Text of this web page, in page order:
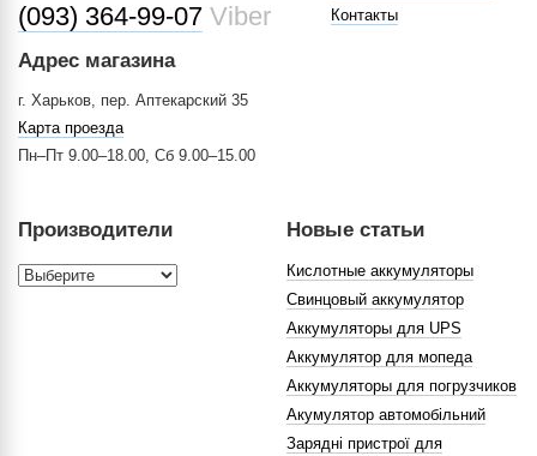
(093) 364-99-07 Viber
Адрес магазина
г. Харьков, пер. Аптекарский 35
Карта проезда
Пн–Пт 9.00–18.00, Сб 9.00–15.00
Контакты
Производители Новые статьи
Кислотные аккумуляторы
Свинцовый аккумулятор
Аккумуляторы для UPS
Аккумулятор для мопеда
Аккумуляторы для погрузчиков
Акумулятор автомобільний
Зарядні пристрої для